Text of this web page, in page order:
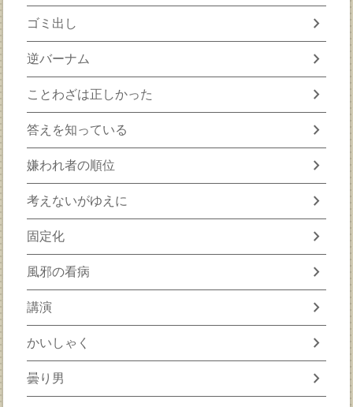
ゴミ出し chevron_right
逆バーナム chevron_right
ことわざは正しかった chevron_right
答えを知っている chevron_right
嫌われ者の順位 chevron_right
考えないがゆえに chevron_right
固定化 chevron_right
風邪の看病 chevron_right
講演 chevron_right
かいしゃく chevron_right
曇り男 chevron_right